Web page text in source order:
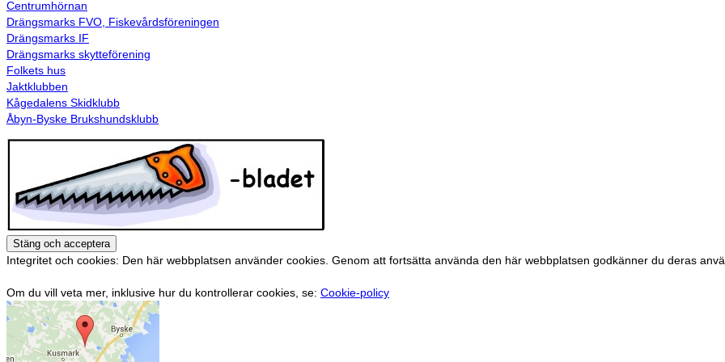
Centrumhörnan
Drängsmarks FVO, Fiskevårdsföreningen
Drängsmarks IF
Drängsmarks skytteförening
Folkets hus
Jaktklubben
Kågedalens Skidklubb
Åbyn-Byske Brukshundsklubb
Integritet och cookies: Den här webbplatsen använder cookies. Genom att fortsätta använda den här webbplatsen godkänner du deras
Om du vill veta mer, inklusive hur du kontrollerar cookies, se: Cookie-policy